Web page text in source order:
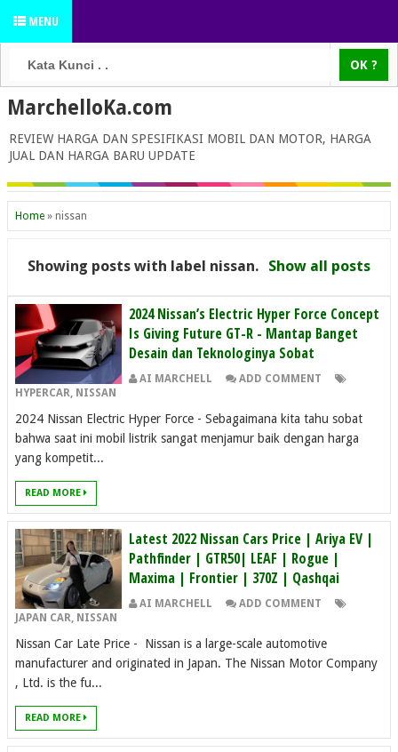
MENU
MarchelloKa.com
REVIEW HARGA DAN SPESIFIKASI MOBIL DAN MOTOR, HARGA
JUAL DAN HARGA BARU UPDATE
Home » nissan
Showing posts with label nissan. Show all posts
2024 Nissan’s Electric Hyper Force Concept
Is Giving Future GT-R - Mantap Banget
Desain dan Teknologinya Sobat
AI MARCHELL
ADD COMMENT
HYPERCAR, NISSAN
2024 Nissan Electric Hyper Force - Sebagaimana kita tahu sobat
bahwa saat ini mobil listrik sangat menjamur baik dengan harga
yang kompetit...
READ MORE
Latest 2022 Nissan Cars Price | Ariya EV |
Pathfinder | GTR50| LEAF | Rogue |
Maxima | Frontier | 370Z | Qashqai
AI MARCHELL
ADD COMMENT
JAPAN CAR NISSAN
Nissan Car Late Price - Nissan is a large-scale automotive
manufacturer and originated in Japan. The Nissan Motor Company
, Ltd. is the fu...
READ MORE